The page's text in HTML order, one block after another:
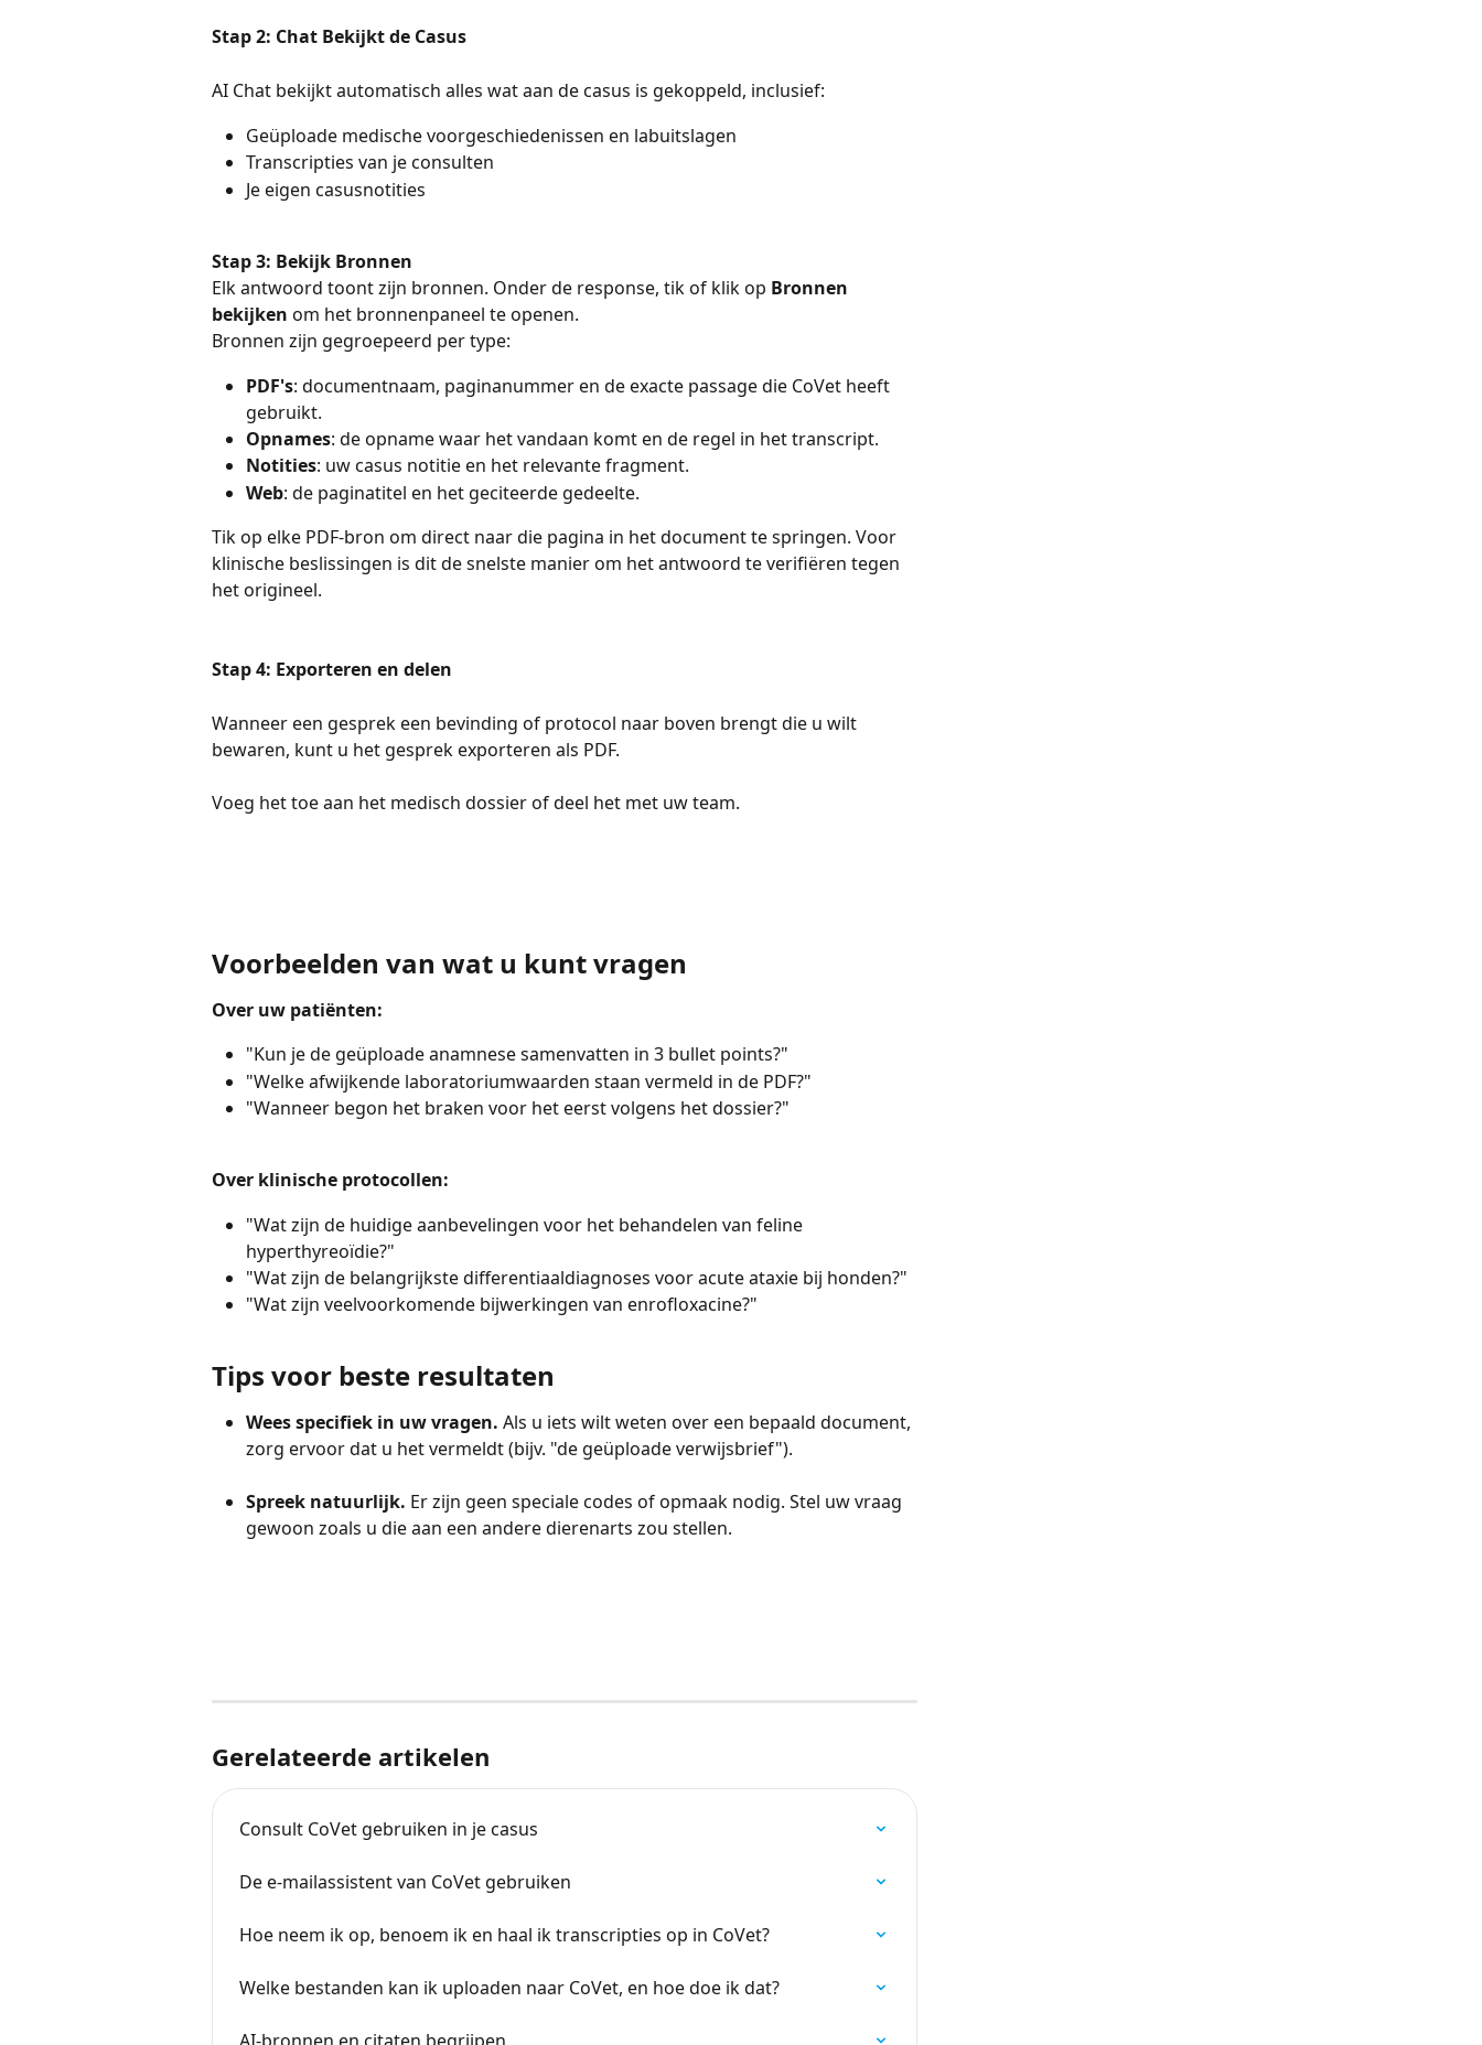
Stap 2: Chat Bekijkt de Casus
AI Chat bekijkt automatisch alles wat aan de casus is gekoppeld, inclusief:
Geüploade medische voorgeschiedenissen en labuitslagen
Transcripties van je consulten
Je eigen casusnotities
Stap 3: Bekijk Bronnen
Elk antwoord toont zijn bronnen. Onder de response, tik of klik op Bronnen
bekijken om het bronnenpaneel te openen.
Bronnen zijn gegroepeerd per type:
PDF's: documentnaam, paginanummer en de exacte passage die CoVet heeft
gebruikt.
Opnames: de opname waar het vandaan komt en de regel in het transcript.
Notities: uw casus notitie en het relevante fragment.
Web: de paginatitel en het geciteerde gedeelte.
Tik op elke PDF-bron om direct naar die pagina in het document te springen. Voor
klinische beslissingen is dit de snelste manier om het antwoord te verifiëren tegen
het origineel.
Stap 4: Exporteren en delen
Wanneer een gesprek een bevinding of protocol naar boven brengt die u wilt
bewaren, kunt u het gesprek exporteren als PDF.
Voeg het toe aan het medisch dossier of deel het met uw team.
Voorbeelden van wat u kunt vragen
Over uw patiënten:
"Kun je de geüploade anamnese samenvatten in 3 bullet points?"
"Welke afwijkende laboratoriumwaarden staan vermeld in de PDF?"
"Wanneer begon het braken voor het eerst volgens het dossier?"
Over klinische protocollen:
"Wat zijn de huidige aanbevelingen voor het behandelen van feline
hyperthyreoïdie?"
"Wat zijn de belangrijkste differentiaaldiagnoses voor acute ataxie bij honden?"
"Wat zijn veelvoorkomende bijwerkingen van enrofloxacine?"
Tips voor beste resultaten
Wees specifiek in uw vragen. Als u iets wilt weten over een bepaald document,
zorg ervoor dat u het vermeldt (bijv. "de geüploade verwijsbrief").
Spreek natuurlijk. Er zijn geen speciale codes of opmaak nodig. Stel uw vraag
gewoon zoals u die aan een andere dierenarts zou stellen.
Gerelateerde artikelen
Consult CoVet gebruiken in je casus
De e-mailassistent van CoVet gebruiken
Hoe neem ik op, benoem ik en haal ik transcripties op in CoVet?
Welke bestanden kan ik uploaden naar CoVet, en hoe doe ik dat?